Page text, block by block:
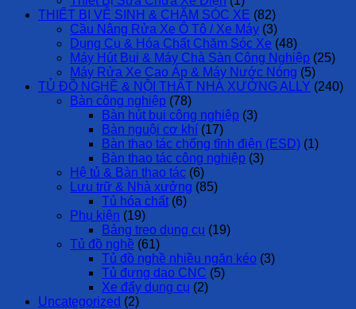
THIẾT BỊ VỆ SINH & CHĂM SÓC XE (82)
Cầu Nâng Rửa Xe Ô Tô / Xe Máy (3)
Dụng Cụ & Hóa Chất Chăm Sóc Xe (48)
Máy Hút Bụi & Máy Chà Sàn Công Nghiệp (25)
Máy Rửa Xe Cao Áp & Máy Nước Nóng (5)
TỦ ĐỒ NGHỀ & NỘI THẤT NHÀ XƯỞNG ALLY (240)
Bàn công nghiệp (78)
Bàn hút bụi công nghiệp (3)
Bàn nguội cơ khí (17)
Bàn thao tác chống tĩnh điện (ESD) (1)
Bàn thao tác công nghiệp (3)
Hệ tủ & Bàn thao tác (6)
Lưu trữ & Nhà xưởng (85)
Tủ hóa chất (6)
Phụ kiện (19)
Bảng treo dụng cụ (19)
Tủ đồ nghề (61)
Tủ đồ nghề nhiều ngăn kéo (3)
Tủ đựng dao CNC (5)
Xe đẩy dụng cụ (2)
Uncategorized (2)